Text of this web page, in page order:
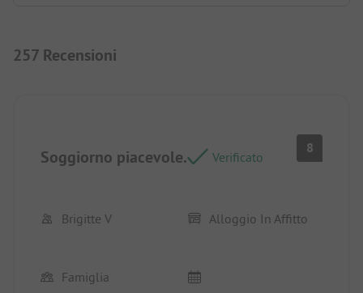
257 Recensioni
Soggiorno piacevole. Verificato
8
Brigitte V Alloggio In Affitto
Famiglia